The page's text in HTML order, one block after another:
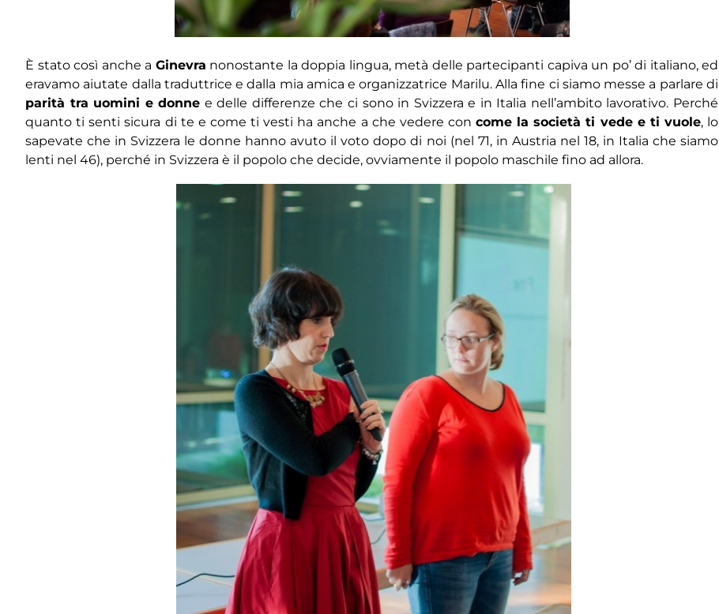
È stato così anche a Ginevra nonostante la doppia lingua, metà delle partecipanti capiva un po’ di italiano, ed
eravamo aiutate dalla traduttrice e dalla mia amica e organizzatrice Marilu. Alla fine ci siamo messe a parlare di
parità tra uomini e donne e delle differenze che ci sono in Svizzera e in Italia nell’ambito lavorativo. Perché
quanto ti senti sicura di te e come ti vesti ha anche a che vedere con come la società ti vede e ti vuole, lo
sapevate che in Svizzera le donne hanno avuto il voto dopo di noi (nel 71, in Austria nel 18, in Italia che siamo
lenti nel 46), perché in Svizzera è il popolo che decide, ovviamente il popolo maschile fino ad allora.